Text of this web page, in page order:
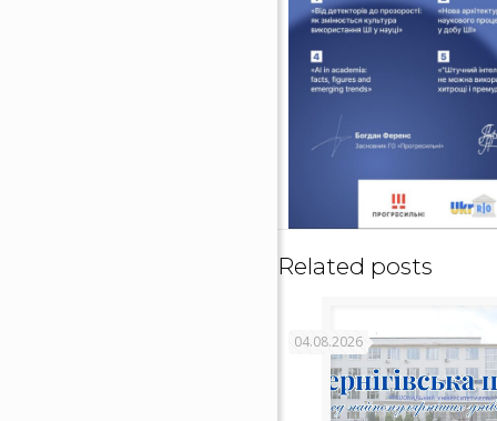
Related posts
04.08.2026